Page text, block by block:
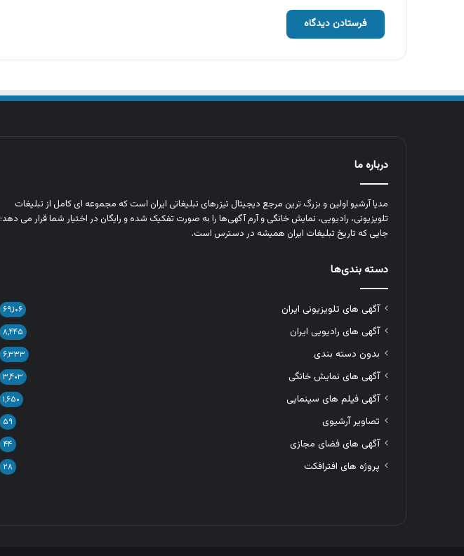
درباره ما
مدیا آرشیو اولین و بزرگ‌ ترین مرجع دیجیتال تیزرهای تبلیغاتی ایران است که مجموعه‌ ای کامل از تبلیغات
تلویزیونی، رادیویی، نمایش خانگی و آرم‌ آگهی‌ها را به‌ صورت تفکیک‌ شده و رایگان در اختیار شما قرار می‌ دهد؛
جایی که تاریخ تبلیغات ایران همیشه در دسترس است.
دسته بندی‌ها
آگهی های تلویزیونی ایران ۶۹,۱۰۶
آگهی های رادیویی ایران ۸,۴۴۵
بدون دسته بندی ۶,۳۳۳
آگهی های نمایش خانگی ۳,۴۰۳
آگهی فیلم های سینمایی ۱,۶۵۰
تصاویر آرشیوی ۵۹
آگهی های فضای مجازی ۴۴
پروژه های افترافکت ۲۸